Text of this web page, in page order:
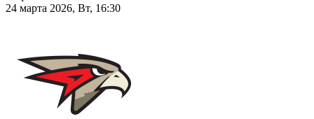
24 марта 2026, Вт, 16:30